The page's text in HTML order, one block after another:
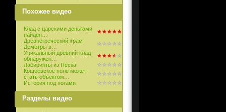
Похожее видео
Клад с царскими деньгами
найден…
Древнегреческий храм
Деметры в…
Уникальный древний клад
обнаружен…
Лабиринты из Песка
Кощеевское поле может
стать объектом…
История под ногами
Разделы видео